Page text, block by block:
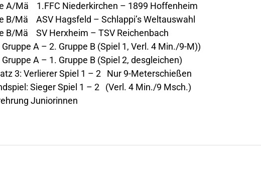
A/Mä 1.FFC Niederkirchen – 1899 Hoffenheim
B/Mä ASV Hagsfeld – Schlappi’s Weltauswahl
B/Mä SV Herxheim – TSV Reichenbach
A – 2. Gruppe B (Spiel 1, Verl. 4 Min./9-M))
A – 1. Gruppe B (Spiel 2, desgleichen)
3: Verlierer Spiel 1 – 2 Nur 9-Meterschießen
Sieger Spiel 1 – 2 (Verl. 4 Min./9 Msch.)
Juniorinnen